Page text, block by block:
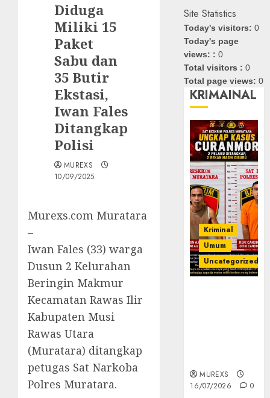
Diduga
Miliki 15
Paket
Sabu dan
35 Butir
Ekstasi,
Iwan Fales
Ditangkap
Polisi
MUREXS
10/09/2025
Murexs.com Muratara
–
Iwan Fales (33) warga
Dusun 2 Kelurahan
Beringin Makmur
Kecamatan Rawas Ilir
Kabupaten Musi
Rawas Utara
(Muratara) ditangkap
petugas Sat Narkoba
Polres Muratara.
Site Statistics
Today's visitors:0
Today's page
views: :0
Total visitors :0
Total page views:0
KRIMAINAL
Kriminal
Umum
Uncategorized
MUREXS
16/07/2026
0